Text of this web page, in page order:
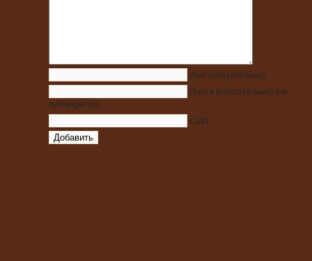
Имя (обязательно)
Почта (обязательно) (не
публикуется)
Сайт